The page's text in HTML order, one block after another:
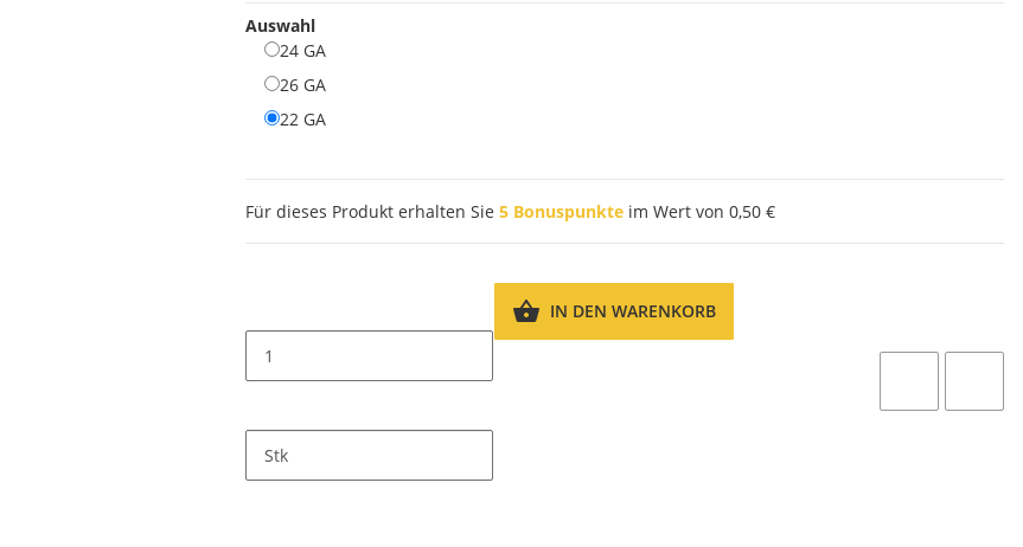
Auswahl
24 GA
26 GA
22 GA
Für dieses Produkt erhalten Sie 5 Bonuspunkte im Wert von 0,50 €
Stk
IN DEN WARENKORB